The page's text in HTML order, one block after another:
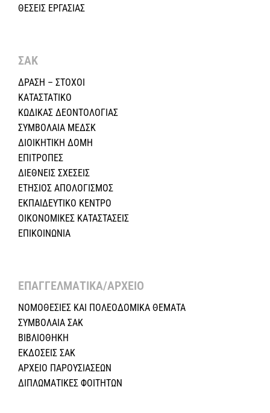
ΘΕΣΕΙΣ ΕΡΓΑΣΙΑΣ
ΣΑΚ
ΔΡΑΣΗ – ΣΤΟΧΟΙ
ΚΑΤΑΣΤΑΤΙΚΟ
ΚΩΔΙΚΑΣ ΔΕΟΝΤΟΛΟΓΙΑΣ
ΣΥΜΒΟΛΑΙΑ ΜΕΔΣΚ
ΔΙΟΙΚΗΤΙΚΗ ΔΟΜΗ
ΕΠΙΤΡΟΠΕΣ
ΔΙΕΘΝΕΙΣ ΣΧΕΣEIΣ
ΕΤΗΣΙΟΣ ΑΠΟΛΟΓΙΣΜΟΣ
ΕΚΠΑΙΔΕΥΤΙΚΟ ΚΕΝΤΡΟ
ΟΙΚΟΝΟΜΙΚΕΣ ΚΑΤΑΣΤΑΣΕΙΣ
ΕΠΙΚΟΙΝΩΝΙΑ
ΕΠΑΓΓΕΛΜΑΤΙΚΑ/ΑΡΧΕΙΟ ​
ΝΟΜΟΘΕΣΙΕΣ KAI ΠΟΛΕΟΔΟΜΙΚΑ ΘΕΜΑΤΑ
ΣΥΜΒΟΛΑΙΑ ΣΑΚ
ΒΙΒΛΙΟΘΗΚΗ
ΕΚΔΟΣΕΙΣ ΣΑΚ
ΑΡΧΕΙΟ ΠΑΡΟΥΣΙΑΣΕΩΝ
ΔΙΠΛΩΜΑΤΙΚΕΣ ΦΟΙΤΗΤΩΝ